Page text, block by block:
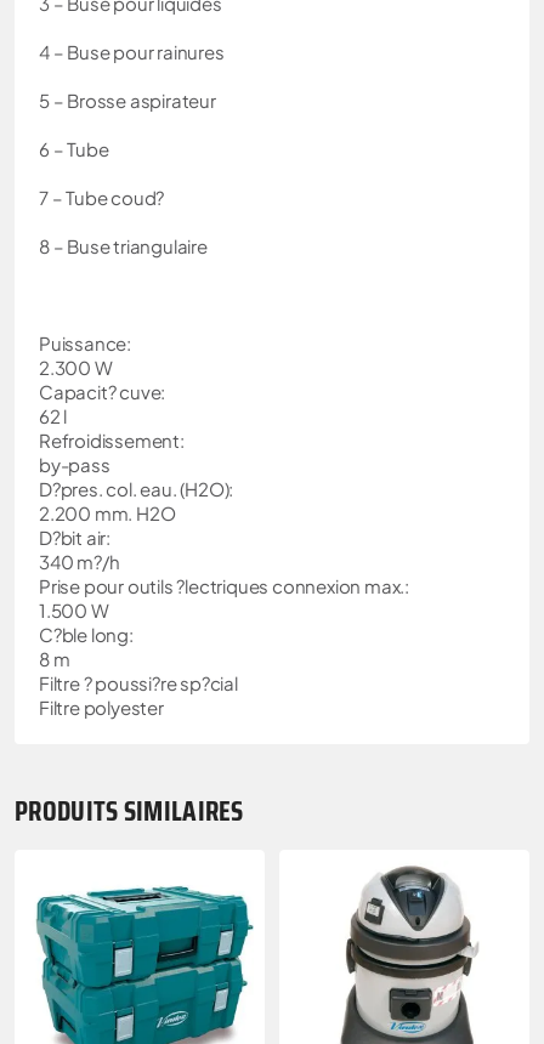
4 – Buse pour rainures
5 – Brosse aspirateur
6 – Tube
7 – Tube coud?
8 – Buse triangulaire
Puissance:
2.300 W
Capacit? cuve:
62 l
Refroidissement:
by-pass
D?pres. col. eau. (H2O):
2.200 mm. H2O
D?bit air:
340 m?/h
Prise pour outils ?lectriques connexion max.:
1.500 W
C?ble long:
8 m
Filtre ? poussi?re sp?cial
Filtre polyester
PRODUITS SIMILAIRES